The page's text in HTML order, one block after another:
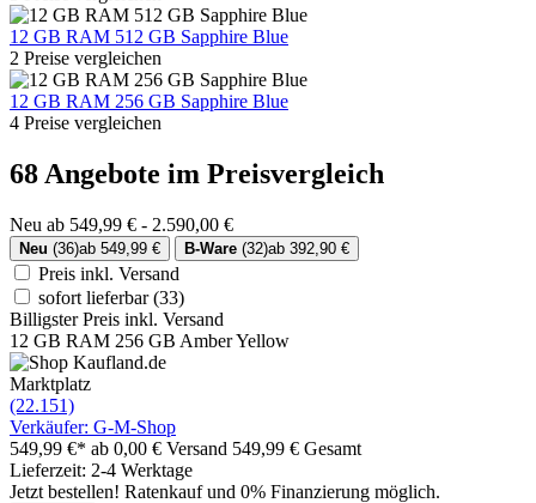
12 GB RAM 512 GB Sapphire Blue
2 Preise vergleichen
12 GB RAM 256 GB Sapphire Blue
4 Preise vergleichen
68 Angebote im Preisvergleich
Neu ab 549,99 € - 2.590,00 €
Neu (36)ab 549,99 € B-Ware (32)ab 392,90 €
Preis inkl. Versand
sofort lieferbar(33)
Billigster Preis inkl. Versand
12 GB RAM 256 GB Amber Yellow
Marktplatz
(22.151)
Verkäufer: G-M-Shop
549,99 €* ab 0,00 € Versand 549,99 € Gesamt
Lieferzeit: 2-4 Werktage
Jetzt bestellen! Ratenkauf und 0% Finanzierung möglich.